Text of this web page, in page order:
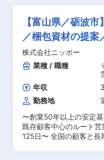
られております。 ・資
は事務の方に行って頂
務に集中できる環境があります。 ■
特徴： 同社の株主企業2
オン）の工場の管工事を
9割以上で安定受注を実
顧客のグループ会社へ
ている業者さんとの協業
げていく事が出来る基盤
箱）や健康食品の提案
取引のあるお客様先を訪
仕事の流れ＞ 配置薬や
使用頻度に合わせて、1
スでお客様宅を訪問 ※社用車（軽自動車）に乗っ
てお客様宅へ訪問をしま
分程度） ・配置薬や健康食品の期限管理 ・使っ
た分の配置薬を補充 ・
・健康相談、新商品・サ
一部、新たに配置薬を置
訪問があります。 └配置
お客様も抵抗なく置いてく
験の方も安心◎充実した
2週間 ： OJT形式で、
識を身につけます。 ・
社員に同行し、仕事の
【富山県／砺波
／梱包資材の提案
勤なし
株式会社ニッポー
業種 / 職種
年収
勤務地
〜創業50年以上の安定
既存顧客中心のルート
125日〜 全国の顧客と長